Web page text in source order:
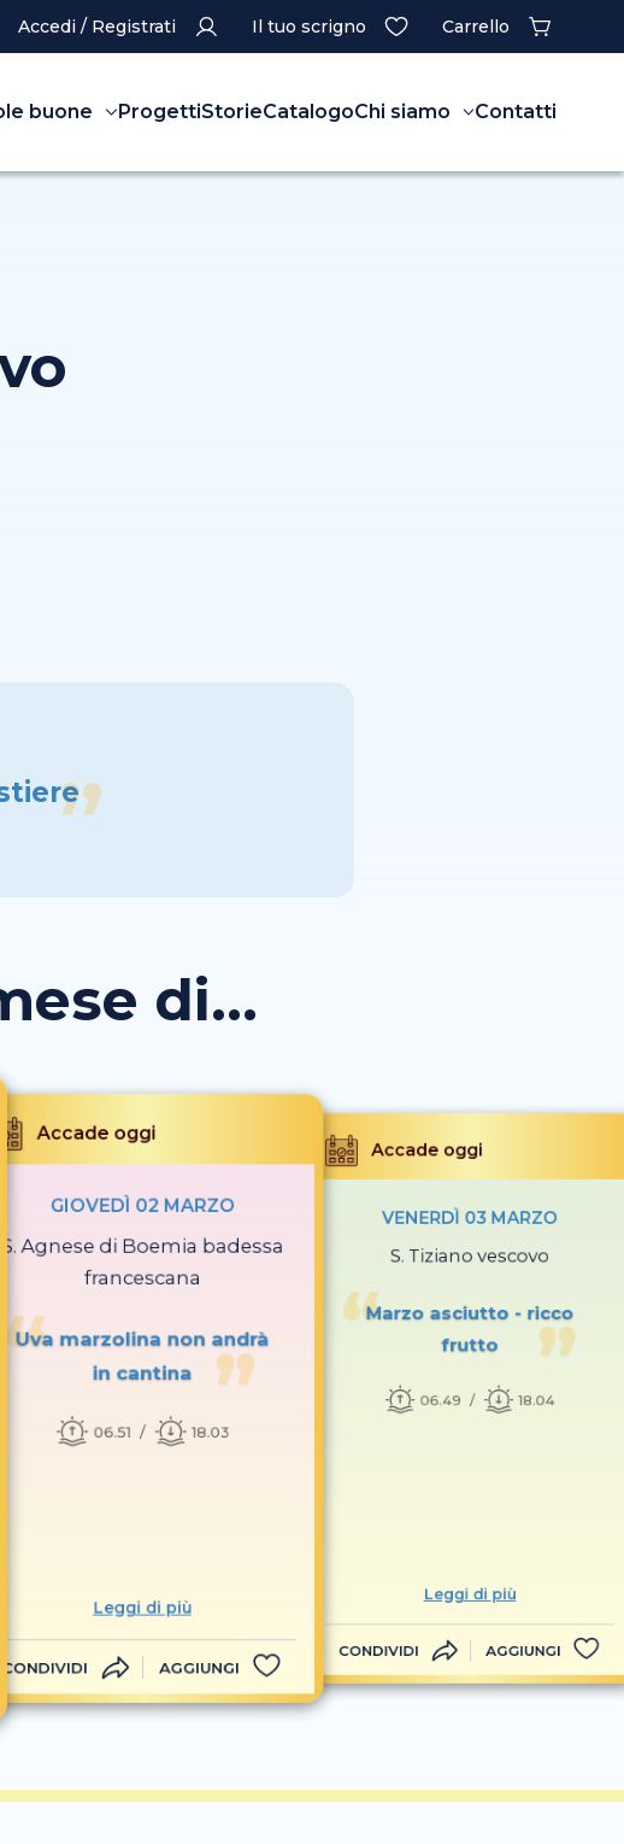
Accedi / Registrati Il tuo scrigno Carrello
buone ProgettiStorieCatalogoChi siamo Contatti
di...
Accade oggi
GIOVEDÌ 02 MARZO
S. Agnese di Boemia badessa
francescana
Uva marzolina non andrà
in cantina
06.51 18.03
Leggi di più
CONDIVIDI AGGIUNGI
Accade oggi
VENERDÌ 03 MARZO
S. Tiziano vescovo
Marzo asciutto - ricco
frutto
06.49 18.04
Leggi di più
CONDIVIDI AGGIUNGI